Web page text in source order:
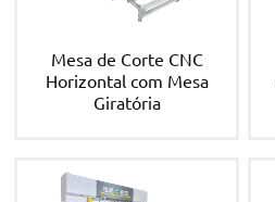
Mesa de Corte CNC
Horizontal com Mesa
Giratória